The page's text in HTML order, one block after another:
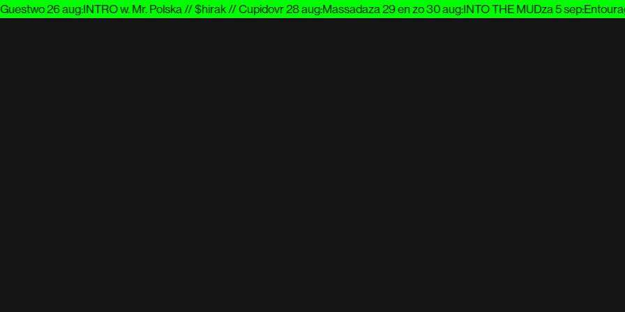
wo 26 aug:INTRO w. Mr. Polska // $hirak // Cupidovr 28 aug:Massadaza 29 en zo 30 aug:INTO THE MUDza 5 sep:Entourage